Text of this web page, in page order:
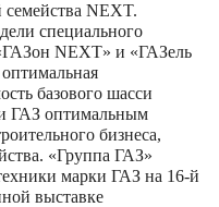
семейства NEXT.
специального
NEXT» и «ГАЗель
базового шасси
ГАЗ оптимальным
бизнеса,
«Группа ГАЗ»
марки ГАЗ на 16-й
выставке